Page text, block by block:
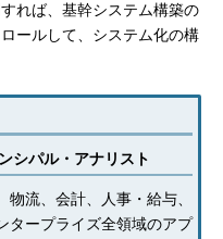
れば、基幹システム構築の
ールして、システム化の構
シパル・アナリスト
流、会計、人事・給与、
タープライズ全領域のアプ